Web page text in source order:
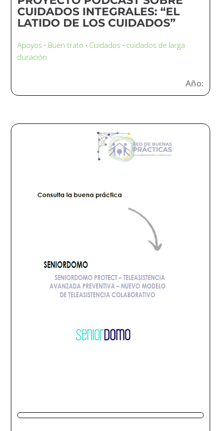
CUIDADOS INTEGRALES: “EL
LATIDO DE LOS CUIDADOS”
Apoyos · Buen trato · Cuidados · cuidados de larga
duración
Año: